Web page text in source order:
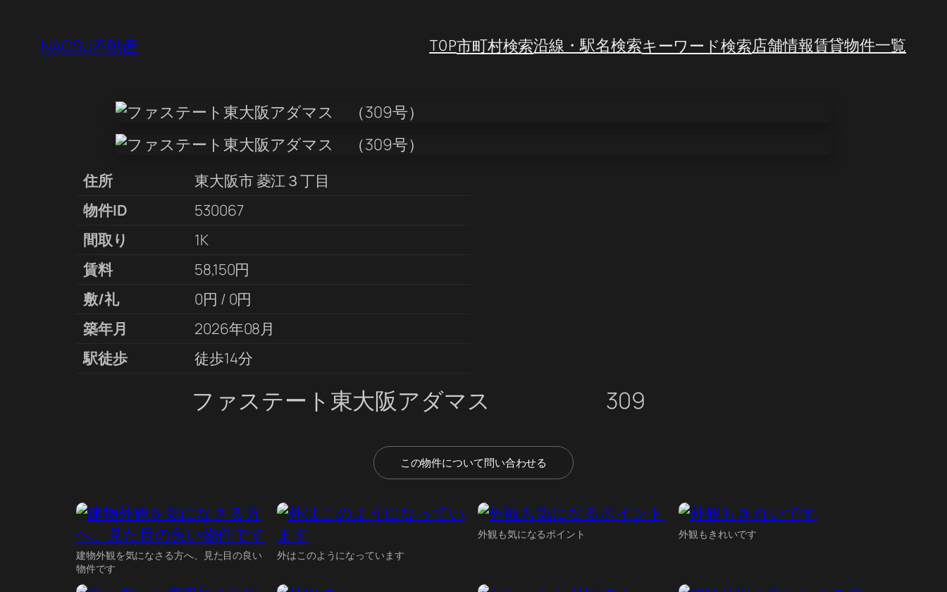
NAOSU不動産 TOP市町村検索沿線・駅名検索キーワード検索店舗情報賃貸物件一覧
住所
東大阪市 菱江３丁目
物件ID
530067
間取り
1K
賃料
58,150円
敷/礼
0円 / 0円
築年月
2026年08月
駅徒歩
徒歩14分
ファステート東大阪アダマス 309
この物件について問い合わせる
建物外観を気になさる方へ、見た目の良い
物件です
外はこのようになっています
外観も気になるポイント 外観もきれいです